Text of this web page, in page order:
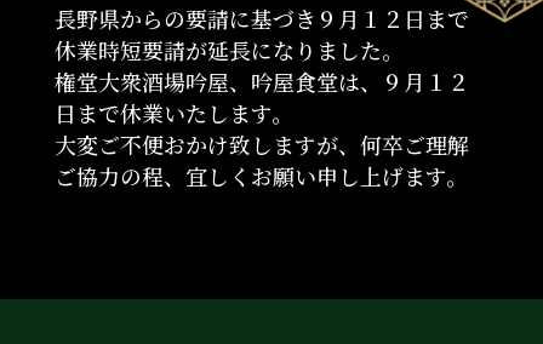
長野県からの要請に基づき９月１２日まで
休業時短要請が延長になりました。
権堂大衆酒場吟屋、吟屋食堂は、９月１２
日まで休業いたします。
大変ご不便おかけ致しますが、何卒ご理解
ご協力の程、宜しくお願い申し上げます。